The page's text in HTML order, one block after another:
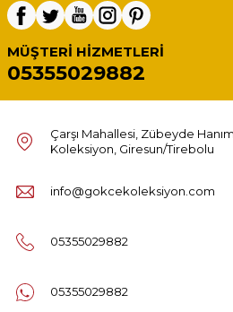
MÜŞTERI HIZMETLERI
05355029882
Çarşı Mahallesi, Zübeyde
Koleksiyon, Giresun/Tirebolu
info@gokcekoleksiyon.com
05355029882
05355029882